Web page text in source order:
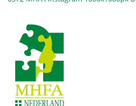
Footer